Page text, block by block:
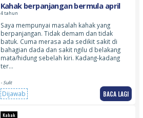
Kahak berpanjangan bermula april
4 tahun
Saya mempunyai masalah kahak yang
berpanjangan. Tidak demam dan tidak
batuk. Cuma merasa ada sedikit sakit di
bahagian dada dan sakit ngilu d belakang
mata/hidung sebelah kiri. Kadang-kadang
ter…
- Sulit
Dijawab BACA LAGI
Kahak